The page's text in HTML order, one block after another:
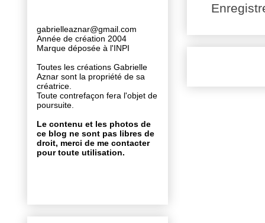
gabrielleaznar@gmail.com
Année de création 2004
Marque déposée à l'INPI
Toutes les créations Gabrielle
Aznar sont la propriété de sa
créatrice.
Toute contrefaçon fera l'objet de
poursuite.
Le contenu et les photos de
ce blog ne sont pas libres de
droit, merci de me contacter
pour toute utilisation.